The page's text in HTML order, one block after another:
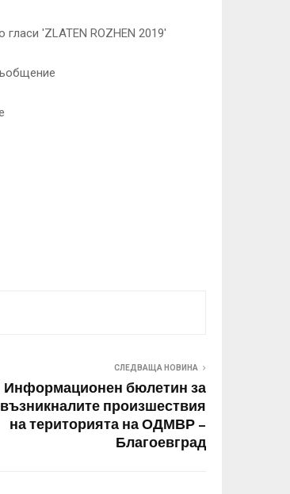
СЛЕДВАЩА НОВИНА
Информационен бюлетин за
възникналите произшествия
на територията на ОДМВР –
Благоевград